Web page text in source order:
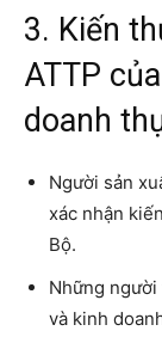
3. Kiến
ATTP
doanh
Người sản
xác nhận
Bộ.
Những
và kinh